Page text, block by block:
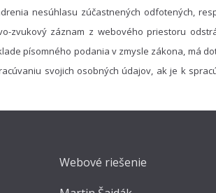
nesúhlasu zúčastnených odfotených,
zvukový záznam z webového priestoru
písomného podania v zmysle zákona, má
svojich osobných údajov, ak je k
Webové riešenie